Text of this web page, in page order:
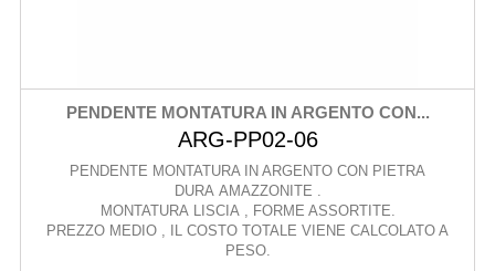
PENDENTE MONTATURA IN ARGENTO CON...
ARG-PP02-06
PENDENTE MONTATURA IN ARGENTO CON PIETRA
DURA AMAZZONITE .
MONTATURA LISCIA , FORME ASSORTITE.
PREZZO MEDIO , IL COSTO TOTALE VIENE CALCOLATO A
PESO.